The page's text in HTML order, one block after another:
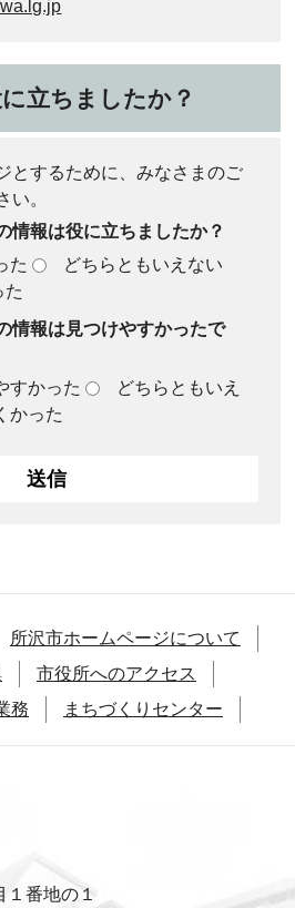
立ちましたか？
とするために、みなさまのご
い。
情報は役に立ちましたか？
た
どちらともいえない
た
情報は見つけやすかったで
すかった
どちらともいえ
かった
所沢市ホームページについて
市役所へのアクセス
務
まちづくりセンター
番地の１